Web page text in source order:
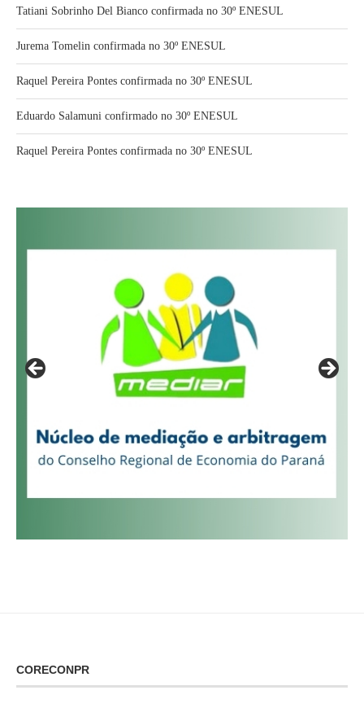
Tatiani Sobrinho Del Bianco confirmada no 30º ENESUL
Jurema Tomelin confirmada no 30º ENESUL
Raquel Pereira Pontes confirmada no 30º ENESUL
Eduardo Salamuni confirmado no 30º ENESUL
Raquel Pereira Pontes confirmada no 30º ENESUL
CORECONPR